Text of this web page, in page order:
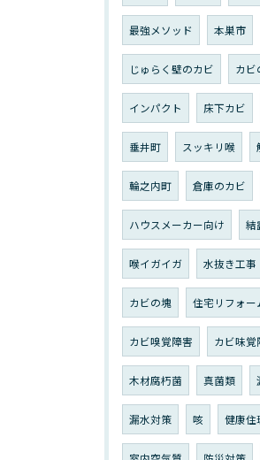
最強メソッド 本巣市
じゅらく壁のカビ カビ
インパクト 床下カビ
垂井町 スッキリ喉
輪之内町 倉庫のカビ
ハウスメーカー向け 結
喉イガイガ 水抜き工事
カビの塊 住宅リフォー
カビ嗅覚障害 カビ味覚
木材腐朽菌 真菌類
漏水対策 咳 健康住